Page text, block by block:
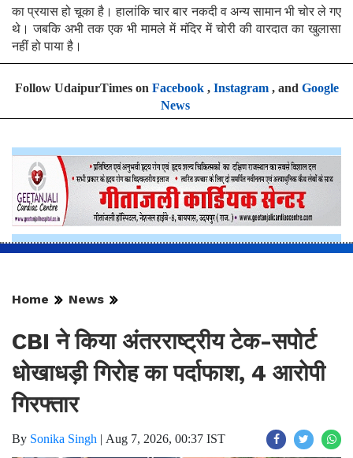
का प्रयास हो चूका है। हालांकि चार बार नकदी व अन्य सामान भी चोर ले गए
थे। जबकि अभी तक एक भी मामले में मंदिर में चोरी की वारदात का खुलासा
नहीं हो पाया है।
Follow UdaipurTimes on Facebook, Instagram, and Google
News
Home News
CBI ने किया अंतरराष्ट्रीय टेक-सपोर्ट
धोखाधड़ी गिरोह का पर्दाफाश, 4 आरोपी
गिरफ्तार
By Sonika Singh | Aug 7, 2026, 00:37 IST